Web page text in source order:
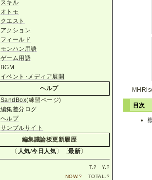
目次
スキル
オトモ
クエスト
アクション
フィールド
モンハン用語
ゲーム用語
BGM
イベント･メディア展開
ヘルプ
SandBox(練習ページ)
編集差分ログ
ヘルプ
サンプルサイト
編集議論板更新履歴
〔 人気/今日人気〕〔最新〕
T. ? Y. ?
NOW.? TOTAL. ?